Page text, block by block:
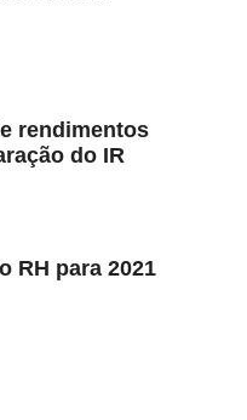
rendimentos
do IR
RH para 2021